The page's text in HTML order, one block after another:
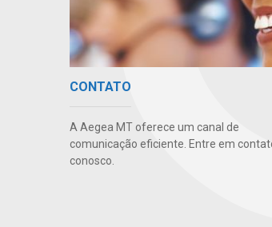
CONTATO
A Aegea MT oferece um canal de
comunicação eficiente. Entre em
conosco.